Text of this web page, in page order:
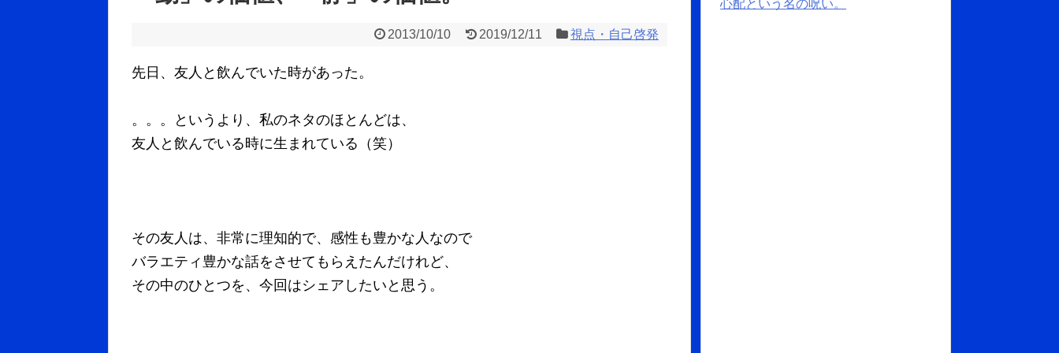
2013/10/10 2019/12/11 視点・自己啓発
先日、友人と飲んでいた時があった。
。。。というより、私のネタのほとんどは、
友人と飲んでいる時に生まれている（笑）
その友人は、非常に理知的で、感性も豊かな人なので
バラエティ豊かな話をさせてもらえたんだけれど、
その中のひとつを、今回はシェアしたいと思う。
心配という名の呪い。